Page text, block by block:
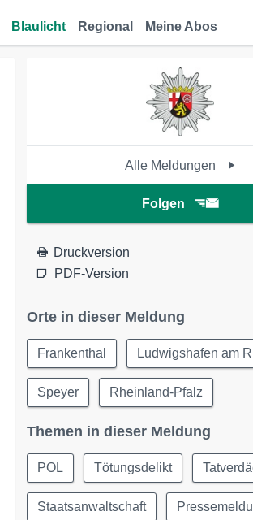
Blaulicht Regional Meine Abos
Alle Meldungen
Folgen
Druckversion
PDF-Version
Orte in dieser Meldung
Frankenthal Ludwigshafen am
Speyer Rheinland-Pfalz
Themen in dieser Meldung
POL Tötungsdelikt
Staatsanwaltschaft